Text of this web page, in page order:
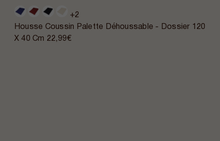
+2
Housse Coussin Palette Déhoussable - Dossier 120
X 40 Cm 22,99€